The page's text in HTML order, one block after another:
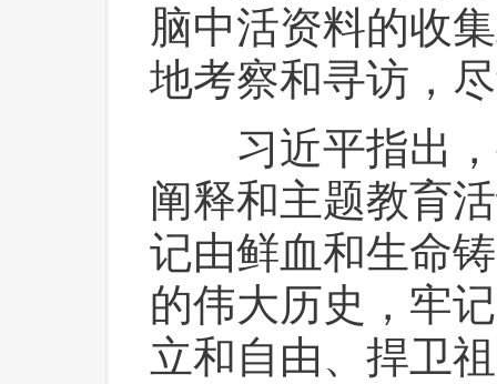
脑中活资料的收
地考察和寻访，
习近平指出，
阐释和主题教育
记由鲜血和生命
的伟大历史，牢
立和自由、捍卫